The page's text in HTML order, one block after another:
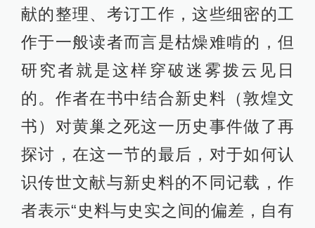
献的整理、考订工作，这些细密的工
作于一般读者而言是枯燥难啃的，但
研究者就是这样穿破迷雾拨云见日
的。作者在书中结合新史料（敦煌文
书）对黄巢之死这一历史事件做了再
探讨，在这一节的最后，对于如何认
识传世文献与新史料的不同记载，作
者表示“史料与史实之间的偏差，自有